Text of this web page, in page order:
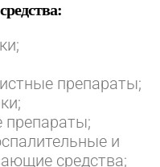
препараты;
препараты;
и
средства;